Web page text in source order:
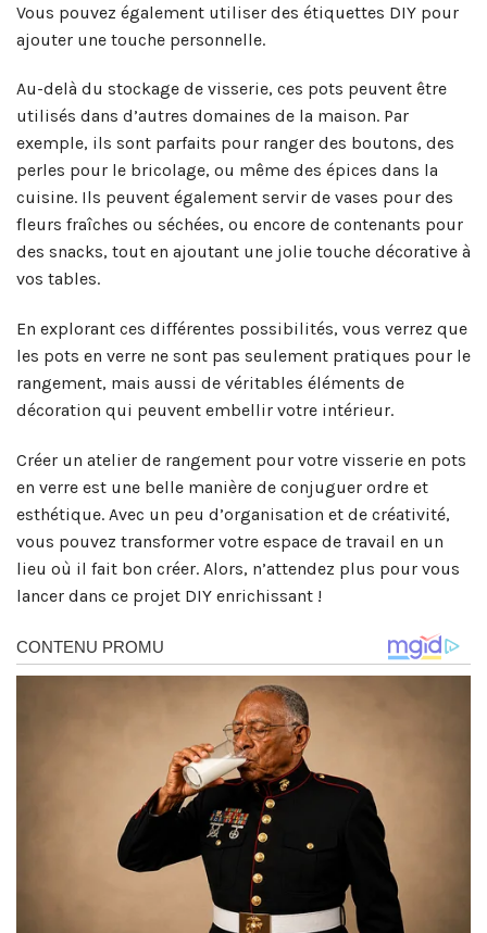
Vous pouvez également utiliser des étiquettes DIY pour
ajouter une touche personnelle.
Au-delà du stockage de visserie, ces pots peuvent être
utilisés dans d’autres domaines de la maison. Par
exemple, ils sont parfaits pour ranger des boutons, des
perles pour le bricolage, ou même des épices dans la
cuisine. Ils peuvent également servir de vases pour des
fleurs fraîches ou séchées, ou encore de contenants pour
des snacks, tout en ajoutant une jolie touche décorative à
vos tables.
En explorant ces différentes possibilités, vous verrez que
les pots en verre ne sont pas seulement pratiques pour le
rangement, mais aussi de véritables éléments de
décoration qui peuvent embellir votre intérieur.
Créer un atelier de rangement pour votre visserie en pots
en verre est une belle manière de conjuguer ordre et
esthétique. Avec un peu d’organisation et de créativité,
vous pouvez transformer votre espace de travail en un
lieu où il fait bon créer. Alors, n’attendez plus pour vous
lancer dans ce projet DIY enrichissant !